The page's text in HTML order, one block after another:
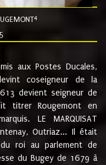
4
aux Postes Ducales,
coseigneur de la
devient seigneur de
titrer Rougemont en
LE MARQUISAT
Outriaz... Il était
roi au parlement de
du Bugey de 1679 à